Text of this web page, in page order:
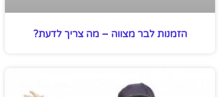
הזמנות לבר מצווה – מה צריך לדעת?